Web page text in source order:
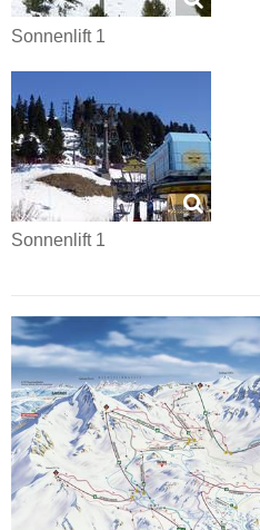
Sonnenlift 1
Sonnenlift 1